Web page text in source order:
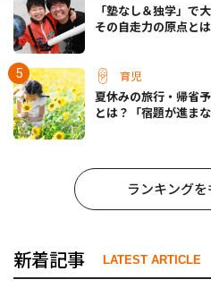
「塾なし＆独学」で
その自走力の原点と
育児
夏休みの旅行・帰省
とは？「宿題が進ま
ランキング
新着記事 LATEST ARTICLE